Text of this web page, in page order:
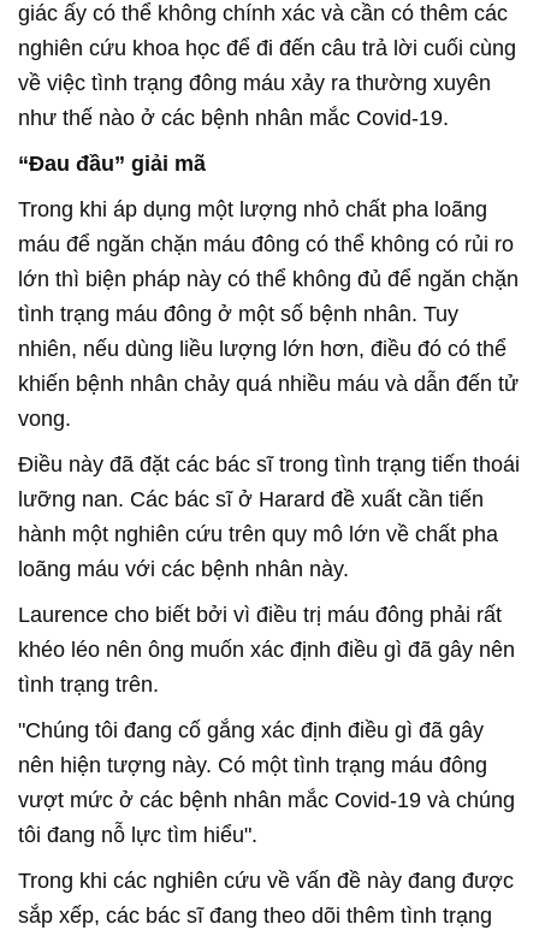
giác ấy có thể không chính xác và cần có thêm các
nghiên cứu khoa học để đi đến câu trả lời cuối cùng
về việc tình trạng đông máu xảy ra thường xuyên
như thế nào ở các bệnh nhân mắc Covid-19.
“Đau đầu” giải mã
Trong khi áp dụng một lượng nhỏ chất pha loãng
máu để ngăn chặn máu đông có thể không có rủi ro
lớn thì biện pháp này có thể không đủ để ngăn chặn
tình trạng máu đông ở một số bệnh nhân. Tuy
nhiên, nếu dùng liều lượng lớn hơn, điều đó có thể
khiến bệnh nhân chảy quá nhiều máu và dẫn đến tử
vong.
Điều này đã đặt các bác sĩ trong tình trạng tiến thoái
lưỡng nan. Các bác sĩ ở Harard đề xuất cần tiến
hành một nghiên cứu trên quy mô lớn về chất pha
loãng máu với các bệnh nhân này.
Laurence cho biết bởi vì điều trị máu đông phải rất
khéo léo nên ông muốn xác định điều gì đã gây nên
tình trạng trên.
"Chúng tôi đang cố gắng xác định điều gì đã gây
nên hiện tượng này. Có một tình trạng máu đông
vượt mức ở các bệnh nhân mắc Covid-19 và chúng
tôi đang nỗ lực tìm hiểu".
Trong khi các nghiên cứu về vấn đề này đang được
sắp xếp, các bác sĩ đang theo dõi thêm tình trạng